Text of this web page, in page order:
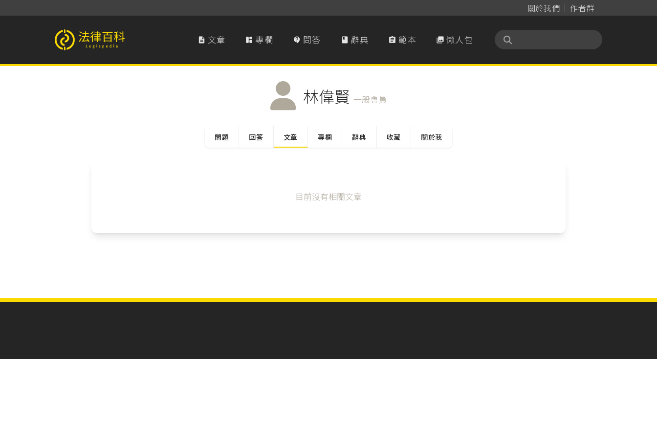
關於我們 作者群
法律百科 Legispedia  文章  專欄  問答  辭典  範本  懶人包
林偉賢 一般會員
問題 回答 文章 專欄 辭典 收藏 關於我
目前沒有相關文章